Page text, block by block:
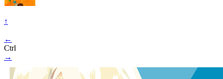
↑
←
Ctrl
→